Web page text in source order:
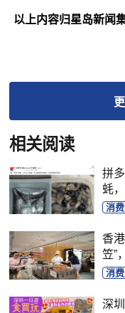
以上内容归星岛新闻
相关阅读
拼
蚝
消
香
笠”
消
深